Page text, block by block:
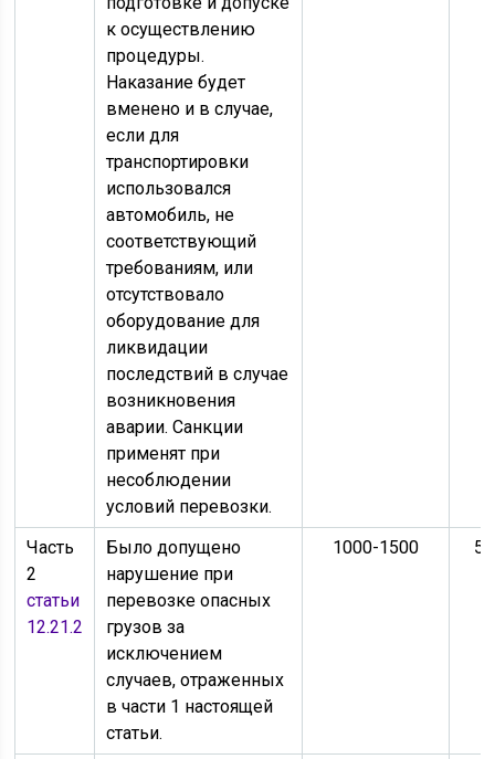
к осуществлению
процедуры.
Наказание будет
вменено и в случае,
если для
транспортировки
использовался
автомобиль, не
соответствующий
требованиям, или
отсутствовало
оборудование для
ликвидации
последствий в случае
возникновения
аварии. Санкции
применят при
несоблюдении
условий перевозки.
Часть
2
статьи
12.21.2
Было допущено
нарушение при
перевозке опасных
грузов за
исключением
случаев, отраженных
в части 1 настоящей
статьи.
1000-1500